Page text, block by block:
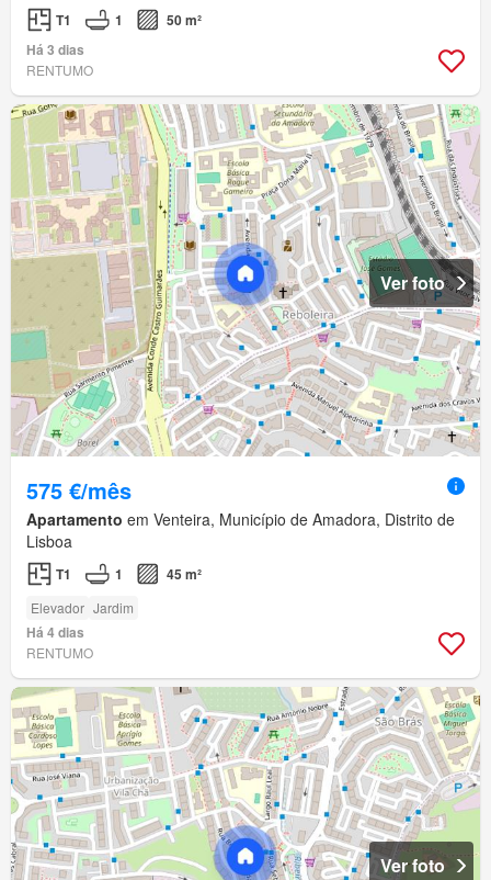
T1 1
50 m²
Há 3 dias
RENTUMO
Ver foto
575 €/mês
Apartamento em Venteira, Município de Amadora, Distrito de
Lisboa
T1 1 45 m²
Elevador Jardim
Há 4 dias
RENTUMO
Ver foto